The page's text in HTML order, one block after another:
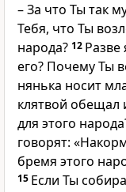
– За что Ты так
Тебя, что Ты
народа? 12 Разве
его? Почему Ты
нянька носит
клятвой обещал
для этого
говорят:
бремя этого
15 Если Ты